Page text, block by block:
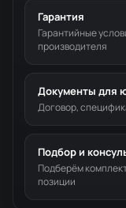
Гарантия
Гарантийные
производителя
Документы для
Договор,
Подбор и
Подберём
позиции